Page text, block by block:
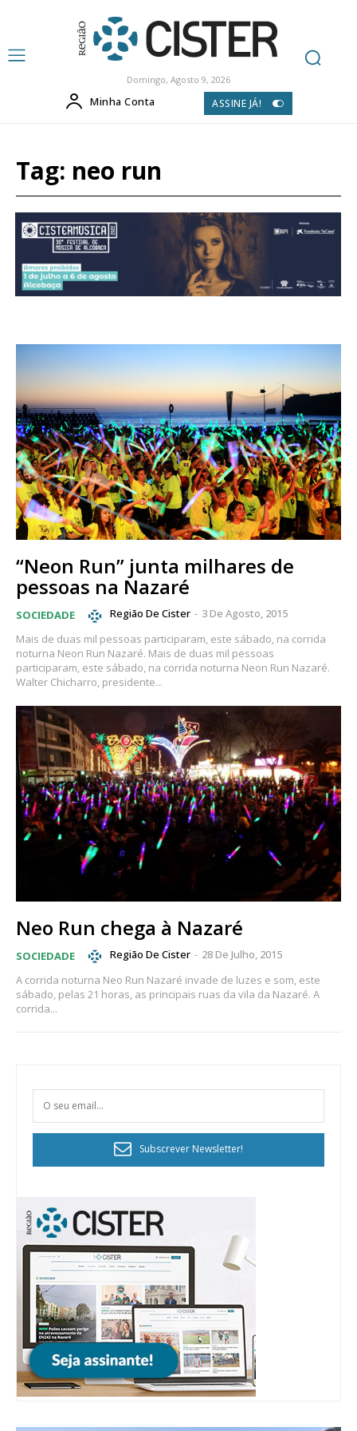
Domingo, Agosto 9, 2026
Minha Conta ASSINE JÁ!
Tag: neo run
“Neon Run” junta milhares de
pessoas na Nazaré
SOCIEDADE Região De Cister - 3 De Agosto, 2015
Mais de duas mil pessoas participaram, este sábado, na corrida
noturna Neon Run Nazaré. Mais de duas mil pessoas
participaram, este sábado, na corrida noturna Neon Run Nazaré.
Walter Chicharro, presidente...
Neo Run chega à Nazaré
SOCIEDADE Região De Cister - 28 De Julho, 2015
A corrida noturna Neo Run Nazaré invade de luzes e som, este
sábado, pelas 21 horas, as principais ruas da vila da Nazaré. A
corrida...
Subscrever Newsletter!